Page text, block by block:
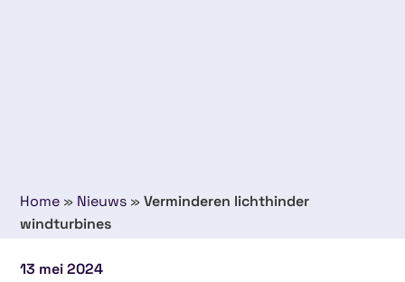
Home » Nieuws »Verminderen lichthinder
windturbines
13 mei 2024